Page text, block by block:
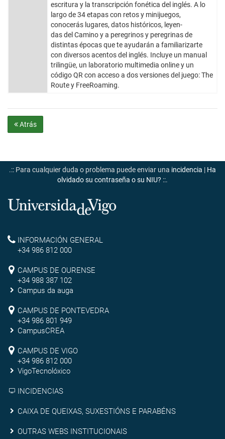
escritura y la transcripción fonética del inglés. A lo
largo de 34 etapas con retos y minijuegos,
conocerás lugares, datos históricos, leyen-
das del Camino y a peregrinos y peregrinas de
distintas épocas que te ayudarán a familiarizarte
con diversos acentos del inglés. Incluye un manual
trilingüe, un laboratorio multimedia online y un
código QR con acceso a dos versiones del juego: The
Route y FreeRoaming.
Atrás
.:: Para cualquier duda o problema puede enviar una incidencia | Ha
olvidado su contraseña o su NIU? ::.
Universidade
Vigo
Reitoría
INFORMACIÓN GENERAL
+34 986 812 000
Campus
de
Ourense
CAMPUS DE OURENSE
+34 988 387 102
Campus da auga
Campus
de
Pontevedra
CAMPUS DE PONTEVEDRA
+34 986 801 949
CampusCREA
Campus
de
Vigo
CAMPUS DE VIGO
+34 986 812 000
VigoTecnolóxico
INCIDENCIAS
Caixa
CAIXA DE QUEIXAS, SUXESTIÓNS E PARABÉNS
OUTRAS WEBS INSTITUCIONAIS